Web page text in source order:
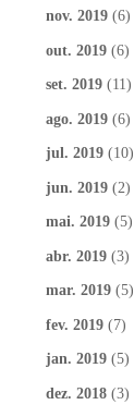
nov. 2019 (6)
out. 2019 (6)
set. 2019 (11)
ago. 2019 (6)
jul. 2019 (10)
jun. 2019 (2)
mai. 2019 (5)
abr. 2019 (3)
mar. 2019 (5)
fev. 2019 (7)
jan. 2019 (5)
dez. 2018 (3)